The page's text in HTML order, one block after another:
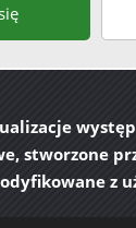
stworzone
z